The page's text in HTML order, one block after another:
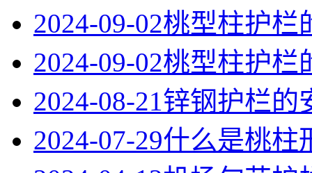
2024-09-02桃型柱护栏
2024-09-02桃型柱护栏
2024-08-21锌钢护栏的
2024-07-29什么是桃柱